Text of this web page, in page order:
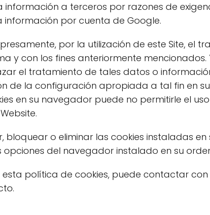
información a terceros por razones de
información por cuenta de Google.
por la utilización de este Site, el
y con los fines anteriormente mencionados.
el tratamiento de tales datos o
de la configuración apropiada a tal fin en
en su navegador puede no permitirle el
bloquear o eliminar las cookies instaladas
del navegador instalado en su
esta política de cookies, puede contactar con